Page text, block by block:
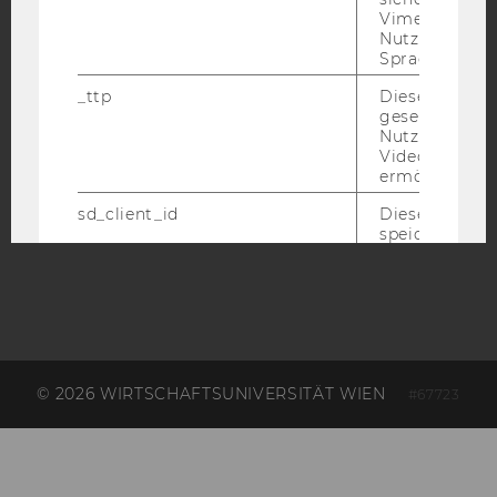
© 2026 WIRTSCHAFTSUNIVERSITÄT WIEN #67723
Vimeo in der
Nutzer
Sprache
_ttp
Dieser
gesetzt, um
Nutzung des
Videoplayers
ermöglichen
sd_client_id
Dieses Cookie
speichert
Daten über